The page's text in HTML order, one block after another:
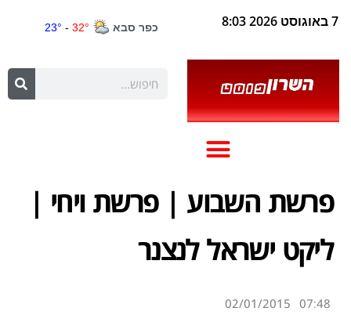
7 באוגוסט 2026 8:03
פרשת השבוע | פרשת ויחי |
ליקט ישראל לנצנר
07:48
02/01/2015